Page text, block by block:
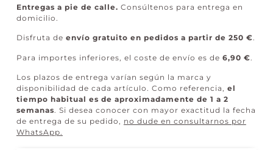
Entregas a pie de calle. Consúltenos para entrega en
domicilio.
Disfruta de envío gratuito en pedidos a partir de 250 €.
Para importes inferiores, el coste de envío es de 6,90 €
Los plazos de entrega varían según la marca y
disponibilidad de cada artículo. Como referencia, el
tiempo habitual es de aproximadamente de 1 a 2
semanas. Si desea conocer con mayor exactitud la fecha
de entrega de su pedido, no dude en consultarnos por
WhatsApp.